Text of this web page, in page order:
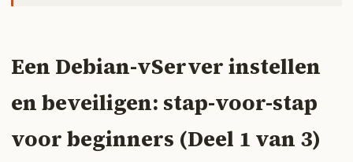
Een Debian-vServer instellen
en beveiligen: stap-voor-stap
voor beginners (Deel 1 van 3)